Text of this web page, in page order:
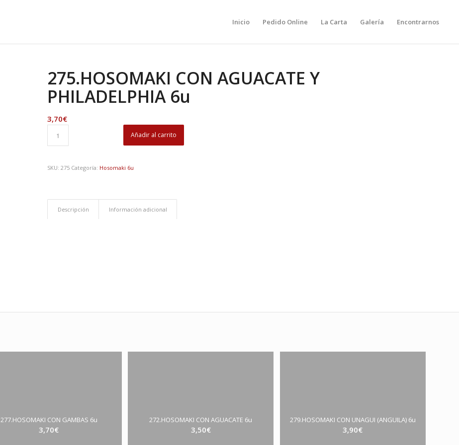
Inicio Pedido Online La Carta Galería Encontrarnos
275.HOSOMAKI CON AGUACATE Y
PHILADELPHIA 6u
3,70€
Añadir al carrito
SKU:275 Categoría: Hosomaki 6u
Descripción Información adicional
277.HOSOMAKI CON GAMBAS 6u
3,70€
272.HOSOMAKI CON AGUACATE 6u
3,50€
279.HOSOMAKI CON UNAGUI (ANGUILA) 6u
3,90€